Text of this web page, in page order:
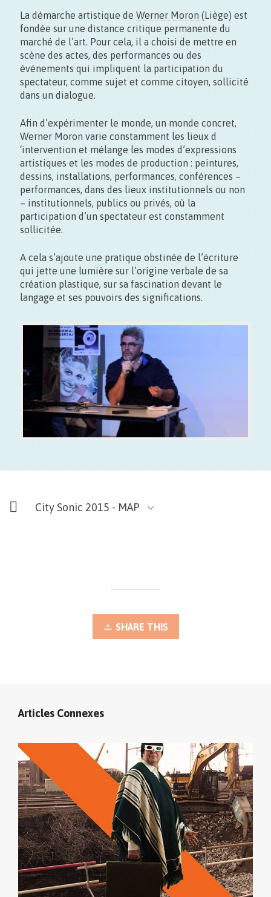
Maison du Design
Rue des Sœurs Noires, 4 – Mons
Gratuit
La démarche artistique deWerner Moron(Liège) est
fondée sur une distance critique permanente du
marché de l’art. Pour cela, il a choisi de mettre en
scène des actes, des performances ou des
événements qui impliquent la participation du
spectateur, comme sujet et comme citoyen, sollicité
dans un dialogue.
Afin d’expérimenter le monde, un monde concret,
Werner Moron varie constamment les lieux d
‘intervention et mélange les modes d’expressions
artistiques et les modes de production : peintures,
dessins, installations, performances, conférences –
performances, dans des lieux institutionnels ou non
– institutionnels, publics ou privés, où la
participation d’un spectateur est constamment
sollicitée.
A cela s’ajoute une pratique obstinée de l’écriture
qui jette une lumière sur l’origine verbale de sa
création plastique, sur sa fascination devant le
langage et ses pouvoirs des significations.
City Sonic 2015 - MAP
cliquer sur le menu pour voir tous les parcours (sur
la carte en haut à gauche
).
SHARE THIS
Articles Connexes